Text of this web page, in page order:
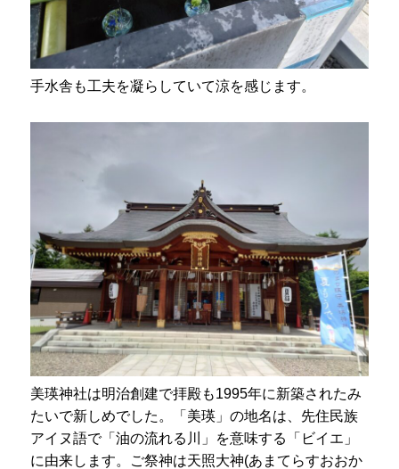
手水舎も工夫を凝らしていて涼を感じます。
美瑛神社は明治創建で拝殿も1995年に新築されたみ
たいで新しめでした。「美瑛」の地名は、先住民族
アイヌ語で「油の流れる川」を意味する「ビイエ」
に由来します。ご祭神は天照大神(あまてらすおおか